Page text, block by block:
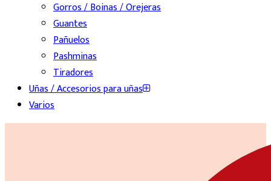
Gorros / Boinas / Orejeras
Guantes
Pañuelos
Pashminas
Tiradores
Uñas / Accesorios para uñas
Varios